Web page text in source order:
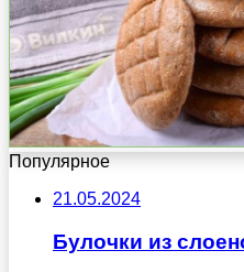
Популярное
21.05.2024
Булочки из